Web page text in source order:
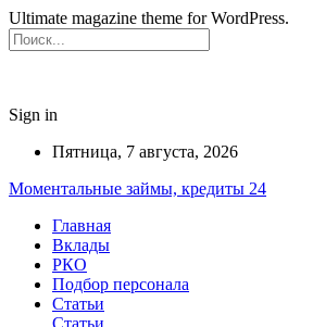
Ultimate magazine theme for WordPress.
Sign in
Пятница, 7 августа, 2026
Моментальные займы, кредиты 24
Главная
Вклады
РКО
Подбор персонала
Статьи
Статьи